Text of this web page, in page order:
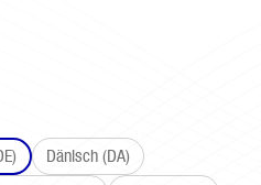
Dänisch (DA)